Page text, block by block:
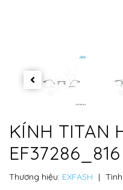
KÍNH TITAN
EF37286_816
Thương hiệu: EXFASH |